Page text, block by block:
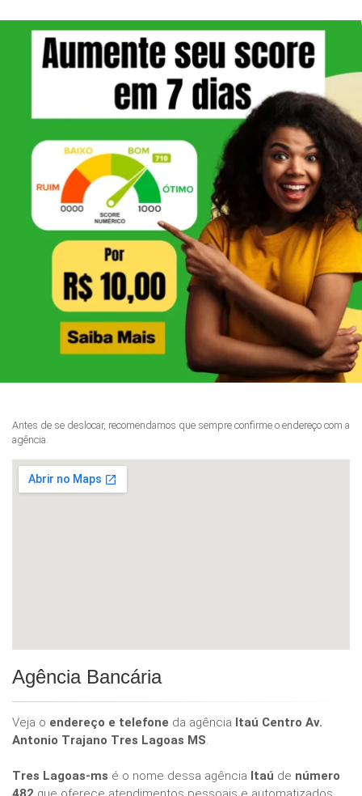
Antes de se deslocar, recomendamos que sempre confirme o endereço com a
agência.
Agência Bancária
Veja o endereço e telefone da agência Itaú Centro Av.
Antonio Trajano Tres Lagoas MS.
Tres Lagoas-ms é o nome dessa agência Itaú de número